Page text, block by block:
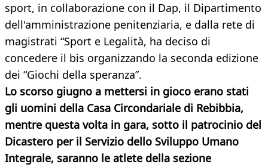
sport, in collaborazione con il Dap, il Dipartimento
dell'amministrazione penitenziaria, e dalla rete di
magistrati “Sport e Legalità, ha deciso di
concedere il bis organizzando la seconda edizione
dei “Giochi della speranza”.
Lo scorso giugno a mettersi in gioco erano stati
gli uomini della Casa Circondariale di Rebibbia,
mentre questa volta in gara, sotto il patrocinio del
Dicastero per il Servizio dello Sviluppo Umano
Integrale, saranno le atlete della sezione